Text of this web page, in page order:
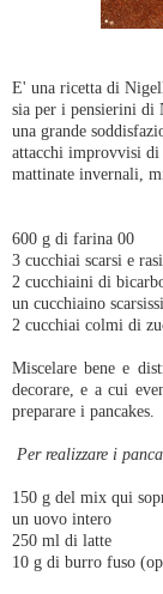
E' una ricetta di
sia per i pensierini di
una grande
attacchi improvvisi di
mattinate invernali,
600 g di farina 00
3 cucchiai scarsi e
2 cucchiaini di
un cucchiaino
2 cucchiai colmi di
Miscelare bene e
decorare, e a cui
preparare i pancakes.
Per realizzare i
150 g del mix qui
un uovo intero
250 ml di latte
10 g di burro fuso